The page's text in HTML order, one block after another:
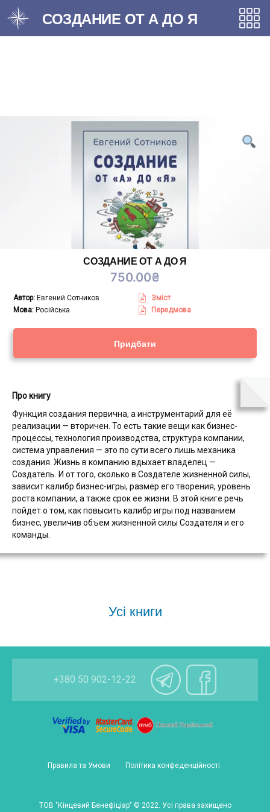
Перейти
до
СОЗДАНИЕ ОТ А ДО Я
СОЗДАНИЕ ОТ А ДО Я
750.00₴
Автор: Евгений Сотников
Мова: Російська
Зміст
Пeредмова
Придбати
Про книгу
Функция создания первична, а инструментарий для её
реализации — вторичен. То есть такие вещи как бизнес-
процессы, технология производства, структура компании,
система управления — это по сути всего лишь механика
создания. Жизнь в компанию вдыхает владелец —
Создатель. И от того, сколько в Создателе жизненной силы,
зависит калибр бизнес-игры, размер его творения, уровень
роста компании, а также срок ее жизни. В этой книге речь
пойдет о том, как повысить калибр игры под названием
бизнес, увеличив объем жизненной силы Создателя и его
команды.
Усі книги
+380 50 902-12-22
Правила та Умови Політика конфеденційності
ТОВ "Кінцевий Бенефіціар" © 2022. Усі права захищено